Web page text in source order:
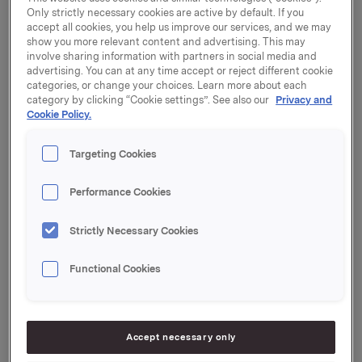
selskapet Vamo produkten voor de Bakkerij B.V.
("Vamo").
Vamo produserer spesialiserte konsentrater og
ingrediensmikser solgt til håndverksbakerier og
produsenter av industrielle bakevarer. Selskapet har
også en ledende posisjon i Benelux innenfor
segment som har hatt god vekst i Europa over en
Orkla Food Ingredients har en sterk posisjon som
leverandør av bakeriingredienser og iskremtilbehør i
Norden og utvalgte land i Europa. I Nederland har
gjennom datterselskapene Sonneveld, NIC, Broer og
– Vamo er et veldrevet selskap med en god kundebase
og en produktportefølje som passer godt sammen med
Sonneveld. Kjøpet av Vamo vil komplettere Sonneveld
Only strictly necessary cookies are active by default. If you
accept all cookies, you help us improve our services, and we may
show you more relevant content and advertising. This may
involve sharing information with partners in social media and
advertising. You can at any time accept or reject different cookie
categories, or change your choices. Learn more about each
category by clicking “Cookie settings”. See also our Privacy and
Cookie Policy.
Targeting Cookies
Performance Cookies
Strictly Necessary Cookies
Functional Cookies
Accept necessary only